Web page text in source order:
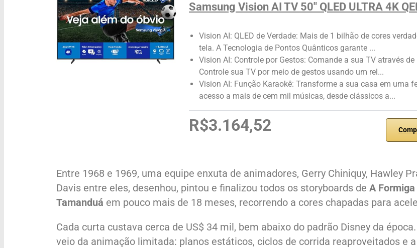
Samsung Vision AI TV 50" QLED ULTRA 4K
Vision AI: QLED de Verdade: Mais de 1 bilhão de cores
tela. A Tecnologia de Pontos Quânticos garante ...
Vision AI: Controle por Gestos: Comande a sua TV através
Controle sua TV por meio de gestos usando um rel...
Vision AI: Função Karaokê: Transforme a sua casa em uma
acesso a mais de cem mil músicas, desde clássicos a...
R$3.164,52
Entre 1968 e 1969, uma equipe enxuta de animadores, Gerry Chiniquy, Hawley
Davis entre eles, desenhou, pintou e finalizou todos os storyboards de A Formiga
Tamanduá em pouco mais de 18 meses, recorrendo a cores chapadas para
Cada curta custava cerca de US$ 34 mil, bem abaixo do padrão Disney da
veio da animação limitada: planos estáticos, ciclos de corrida reaproveitados e